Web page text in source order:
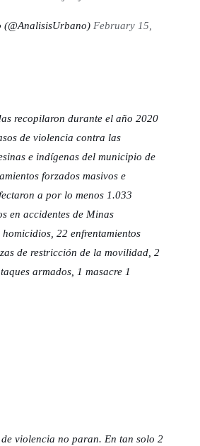
February 15,
recopilaron durante el año 2020
de violencia contra las
e indígenas del municipio de
forzados masivos e
a por lo menos 1.033
en accidentes de Minas
22 enfrentamientos
de restricción de la movilidad, 2
armados, 1 masacre 1
violencia no paran. En tan solo 2